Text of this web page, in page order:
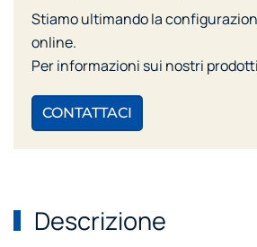
Stiamo ultimando la
online.
Per informazioni sui nostri prodotti
CONTATTACI
Descrizione